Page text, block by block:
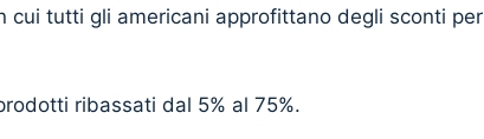
cui tutti gli americani approfittano degli sconti per
ribassati dal 5% al 75%.